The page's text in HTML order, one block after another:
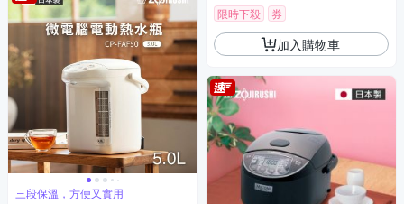
三段保溫，方便又實用
限時下殺 券
加入購物車